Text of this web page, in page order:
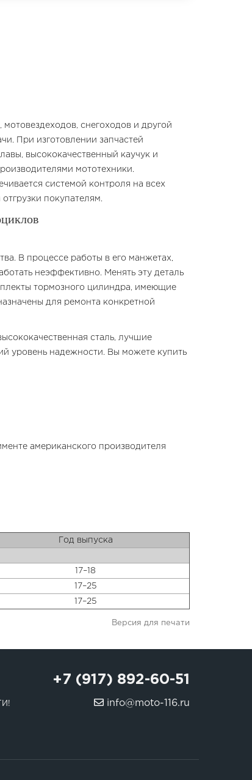
снегоходов и другой
При изготовлении запчастей
высококачественный каучук и
мототехники.
системой контроля на всех
покупателям.
В процессе работы в его манжетах,
неэффективно. Менять эту деталь
тормозного цилиндра, имеющие
для ремонта конкретной
сталь, лучшие
уровень надежности. Вы можете купить
американского производителя
Год выпуска
17–18
17–25
17–25
Версия для печати
+7 (917) 892-60-51
info@moto-116.ru